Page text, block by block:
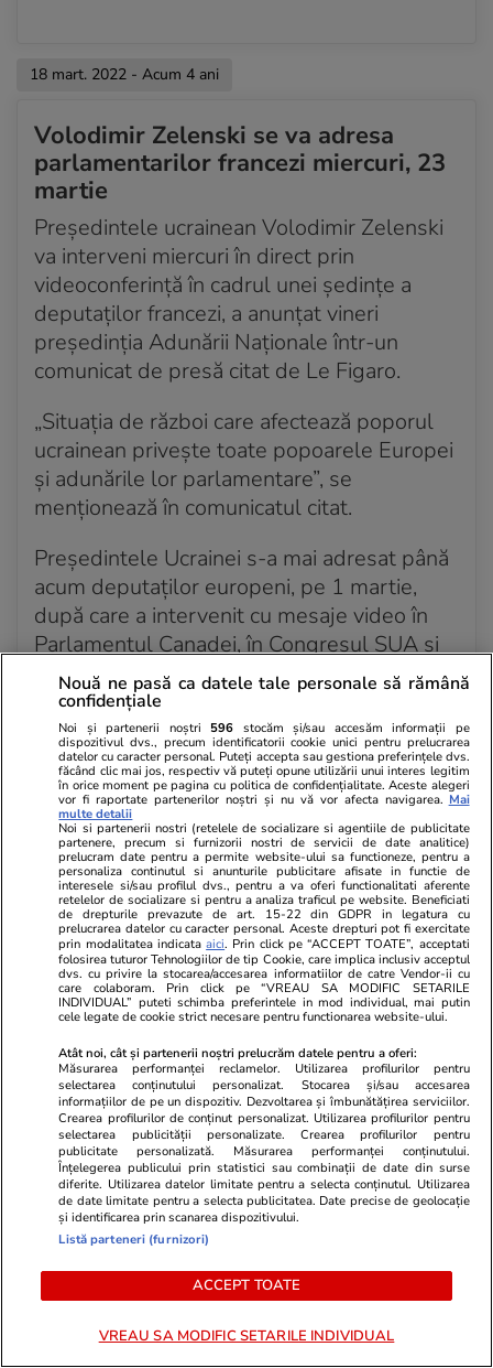
18 mart. 2022 - Acum 4 ani
Volodimir Zelenski se va adresa
parlamentarilor francezi miercuri, 23
martie
Președintele ucrainean Volodimir Zelenski
va interveni miercuri în direct prin
videoconferință în cadrul unei ședințe a
deputaților francezi, a anunțat vineri
președinția Adunării Naționale într-un
comunicat de presă citat de Le Figaro.
„Situația de război care afectează poporul
ucrainean privește toate popoarele Europei
și adunările lor parlamentare”, se
menționează în comunicatul citat.
Președintele Ucrainei s-a mai adresat până
acum deputaților europeni, pe 1 martie,
după care a intervenit cu mesaje video în
Parlamentul Canadei, în Congresul SUA și
în Bundestag-ul german. Duminică, 20
martie, liderul de la Kiev se va adresa
Parlamentului israelian.
18 mart. 2022 - Acum 4 ani
Primul bilanț al victimelor atacului
asupra teatrului din Mariupol: O
persoană rănită grav și niciun mort
Cel puțin o persoană a fost rănită grav în
bombardamentul care a vizat teatrul din
Mariupol, a anunțat, vineri, consiliul
municipal, care precizează că din datele
care există până acum, nicio persoană nu a
decedat, relatează AFP, citată deAgerpres.
”Conform informaţiilor preliminare, nu există
morţi. Există însă informaţii despre o
persoană foarte grav rănită. În măsura în
continua şi informaţiile despre victime vor fi
într-o postare pe Telegram.
Nouă ne pasă ca datele tale personale să rămână
confidențiale
Noi și partenerii noștri 596 stocăm și/sau accesăm informații pe
dispozitivul dvs., precum identificatorii cookie unici pentru prelucrarea
datelor cu caracter personal. Puteți accepta sau gestiona preferințele dvs.
făcând clic mai jos, respectiv vă puteți opune utilizării unui interes legitim
în orice moment pe pagina cu politica de confidențialitate. Aceste alegeri
vor fi raportate partenerilor noștri și nu vă vor afecta navigarea. Mai
multe detalii
Noi si partenerii nostri (retelele de socializare si agentiile de publicitate
partenere, precum si furnizorii nostri de servicii de date analitice)
prelucram date pentru a permite website-ului sa functioneze, pentru a
personaliza continutul si anunturile publicitare afisate in functie de
interesele si/sau profilul dvs., pentru a va oferi functionalitati aferente
retelelor de socializare si pentru a analiza traficul pe website. Beneficiati
de drepturile prevazute de art. 15-22 din GDPR in legatura cu
prelucrarea datelor cu caracter personal. Aceste drepturi pot fi exercitate
prin modalitatea indicataaici. Prin click pe “ACCEPT TOATE”, acceptati
folosirea tuturor Tehnologiilor de tip Cookie, care implica inclusiv acceptul
dvs. cu privire la stocarea/accesarea informatiilor de catre Vendor-ii cu
care colaboram. Prin click pe “VREAU SA MODIFIC SETARILE
INDIVIDUAL” puteti schimba preferintele in mod individual, mai putin
cele legate de cookie strict necesare pentru functionarea website-ului.
Atât noi, cât și partenerii noștri prelucrăm datele pentru a oferi:
Măsurarea performanței reclamelor. Utilizarea profilurilor pentru
selectarea conținutului personalizat. Stocarea și/sau accesarea
informațiilor de pe un dispozitiv. Dezvoltarea și îmbunătățirea serviciilor.
Crearea profilurilor de conținut personalizat. Utilizarea profilurilor pentru
selectarea publicității personalizate. Crearea profilurilor pentru
publicitate personalizată. Măsurarea performanței conținutului.
Înțelegerea publicului prin statistici sau combinații de date din surse
diferite. Utilizarea datelor limitate pentru a selecta conținutul. Utilizarea
de date limitate pentru a selecta publicitatea. Date precise de geolocație
și identificarea prin scanarea dispozitivului.
Listă parteneri (furnizori)
ACCEPT TOATE
VREAU SA MODIFIC SETARILE INDIVIDUAL